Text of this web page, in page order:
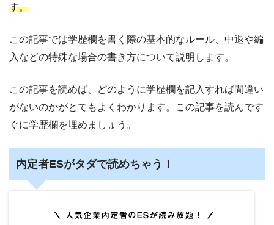
す。
この記事では学歴欄を書く際の基本的なルール、中退や編
入などの特殊な場合の書き方について説明します。
この記事を読めば、どのように学歴欄を記入すれば間違い
がないのかがとてもよくわかります。この記事を読んです
ぐに学歴欄を埋めましょう。
内定者ESがタダで読めちゃう！